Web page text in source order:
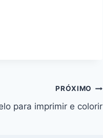
PRÓXIMO
para imprimir e colorir